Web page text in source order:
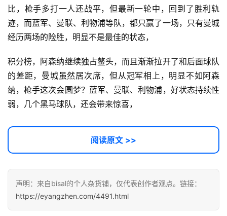
A
I
实
群
运
营
录
经
验
教
程
比，枪手多打一人还战平，但最新一轮中，回到了胜利轨
迹，而蓝军、曼联、利物浦等队，都只赢了一场，只有曼城
经历两场的险胜，明显不是最佳的状态，
积分榜，阿森纳继续独占鳌头，而且渐渐拉开了和后面球队
的差距，曼城虽然居次席，但从冠军相上，明显不如阿森
纳，枪手这次会圆梦？蓝军、曼联、利物浦，好状态持续性
弱，几个黑马球队，还会带来惊喜，
阅读原文 >>
声明：来自bisal的个人杂货铺，仅代表创作者观点。链接：
https://eyangzhen.com/4491.html